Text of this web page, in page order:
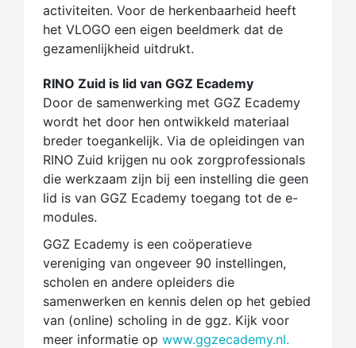
activiteiten. Voor de herkenbaarheid heeft
het VLOGO een eigen beeldmerk dat de
gezamenlijkheid uitdrukt.
RINO Zuid is lid van GGZ Ecademy
Door de samenwerking met GGZ Ecademy
wordt het door hen ontwikkeld materiaal
breder toegankelijk. Via de opleidingen van
RINO Zuid krijgen nu ook zorgprofessionals
die werkzaam zijn bij een instelling die geen
lid is van GGZ Ecademy toegang tot de e-
modules.
GGZ Ecademy is een coöperatieve
vereniging van ongeveer 90 instellingen,
scholen en andere opleiders die
samenwerken en kennis delen op het gebied
van (online) scholing in de ggz. Kijk voor
meer informatie op www.ggzecademy.nl.